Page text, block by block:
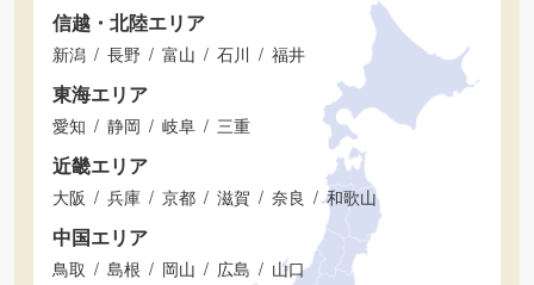
信越・北陸エリア
新潟 長野 富山 石川 福井
東海エリア
愛知 静岡 岐阜 三重
近畿エリア
大阪 兵庫 京都 滋賀 奈良 和歌山
中国エリア
鳥取 島根 岡山 広島 山口